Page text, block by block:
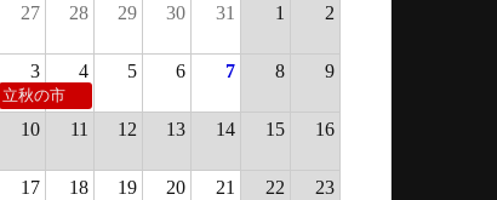
27 28 29 30 31 1 2
3 4 5 6 7 8 9
立秋の市
10 11 12 13 14 15 16
17 18 19 20 21 22 23